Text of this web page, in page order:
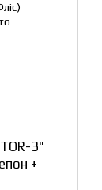
3"
+